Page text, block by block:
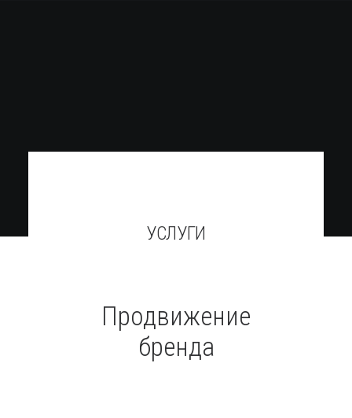
Поиск
УСЛУГИ
Продвижение
бренда